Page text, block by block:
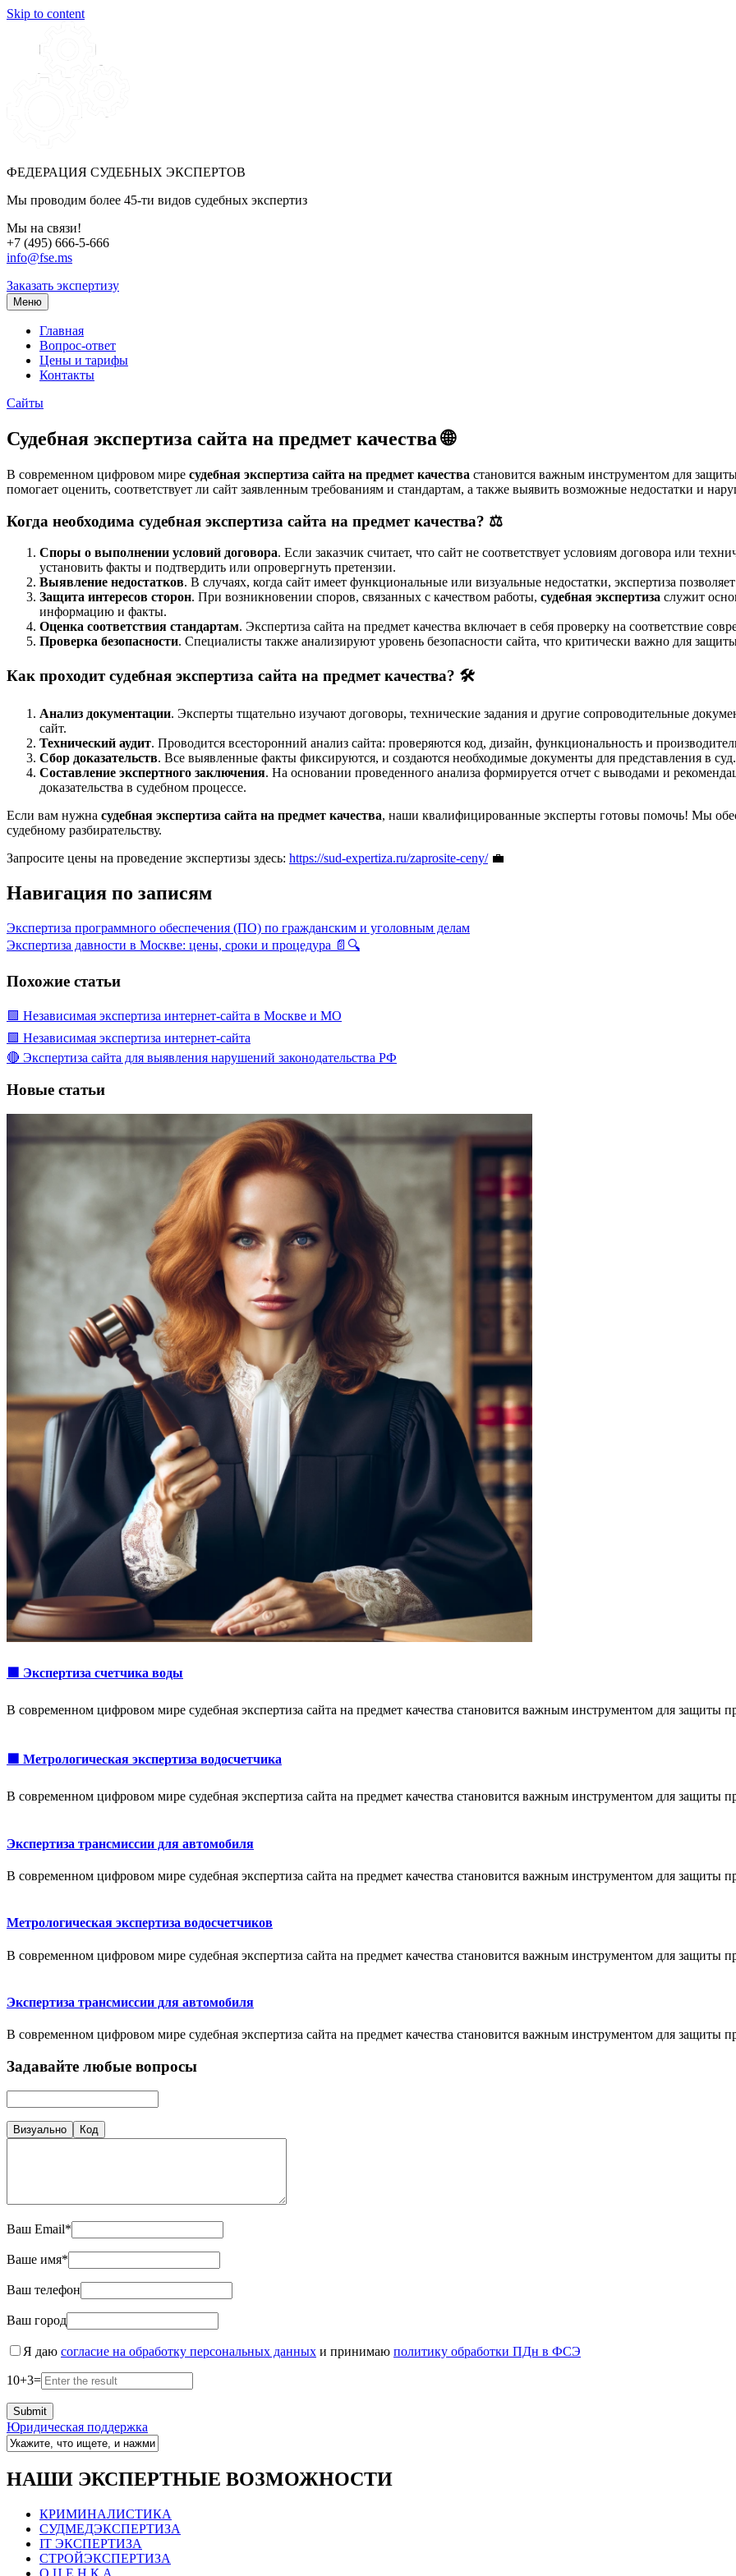
Skip to content
ФЕДЕРАЦИЯ СУДЕБНЫХ ЭКСПЕРТОВ
Мы проводим более 45-ти видов судебных экспертиз
Мы на связи!
+7 (495) 666-5-666
info@fse.ms
Заказать экспертизу
Меню
Главная
Вопрос-ответ
Цены и тарифы
Контакты
Сайты
Судебная экспертиза сайта на предмет качества 🌐
В современном цифровом мире судебная экспертиза сайта на предмет качества становится важным инструментом для
помогает оценить, соответствует ли сайт заявленным требованиям и стандартам, а также выявить возможные недостатки и
Когда необходима судебная экспертиза сайта на предмет качества? ⚖️
Споры о выполнении условий договора. Если заказчик считает, что сайт не соответствует условиям договора или
установить факты и подтвердить или опровергнуть претензии.
Выявление недостатков. В случаях, когда сайт имеет функциональные или визуальные недостатки, экспертиза
Защита интересов сторон. При возникновении споров, связанных с качеством работы, судебная экспертиза служит
информацию и факты.
Оценка соответствия стандартам. Экспертиза сайта на предмет качества включает в себя проверку на соответствие
Проверка безопасности. Специалисты также анализируют уровень безопасности сайта, что критически важно для
Как проходит судебная экспертиза сайта на предмет качества? 🛠️
Анализ документации. Эксперты тщательно изучают договоры, технические задания и другие сопроводительные
сайт.
Технический аудит. Проводится всесторонний анализ сайта: проверяются код, дизайн, функциональность и
Сбор доказательств. Все выявленные факты фиксируются, и создаются необходимые документы для представления в суд.
Составление экспертного заключения. На основании проведенного анализа формируется отчет с выводами и
доказательства в судебном процессе.
Если вам нужна судебная экспертиза сайта на предмет качества, наши квалифицированные эксперты готовы помочь! Мы
судебному разбирательству.
Запросите цены на проведение экспертизы здесь: https://sud-expertiza.ru/zaprosite-ceny/💼
Навигация по записям
Экспертиза программного обеспечения (ПО) по гражданским и уголовным делам
Экспертиза давности в Москве: цены, сроки и процедура 📄🔍
Похожие статьи
🟩 Независимая экспертиза интернет-сайта в Москве и МО
🟩 Независимая экспертиза интернет-сайта
🔴 Экспертиза сайта для выявления нарушений законодательства РФ
Новые статьи
🟩 Экспертиза счетчика воды
В современном цифровом мире судебная экспертиза сайта на предмет качества становится важным инструментом для защиты
🟩 Метрологическая экспертиза водосчетчика
В современном цифровом мире судебная экспертиза сайта на предмет качества становится важным инструментом для защиты
Экспертиза трансмиссии для автомобиля
В современном цифровом мире судебная экспертиза сайта на предмет качества становится важным инструментом для защиты
Метрологическая экспертиза водосчетчиков
В современном цифровом мире судебная экспертиза сайта на предмет качества становится важным инструментом для защиты
Экспертиза трансмиссии для автомобиля
В современном цифровом мире судебная экспертиза сайта на предмет качества становится важным инструментом для защиты
Задавайте любые вопросы
Визуально Код
Ваш Email*
Ваше имя*
Ваш телефон
Ваш город
Я даю согласие на обработку персональных данных и принимаю политику обработки ПДн в ФСЭ
10+3=
Юридическая поддержка
НАШИ ЭКСПЕРТНЫЕ ВОЗМОЖНОСТИ
КРИМИНАЛИСТИКА
СУДМЕДЭКСПЕРТИЗА
IT ЭКСПЕРТИЗА
СТРОЙЭКСПЕРТИЗА